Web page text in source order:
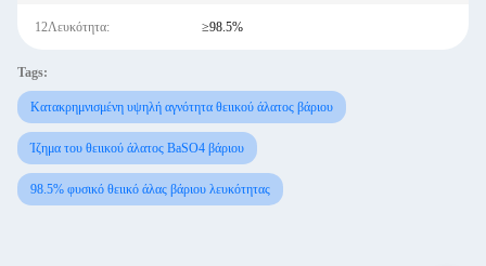
12Λευκότητα: ≥98.5%
Tags:
Κατακρημνισμένη υψηλή αγνότητα θειικού άλατος βάριου
Ίζημα του θειικού άλατος BaSO4 βάριου
98.5% φυσικό θειικό άλας βάριου λευκότητας